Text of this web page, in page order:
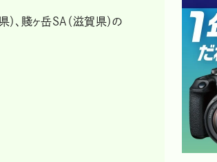
、賤ヶ岳SA（滋賀県）の